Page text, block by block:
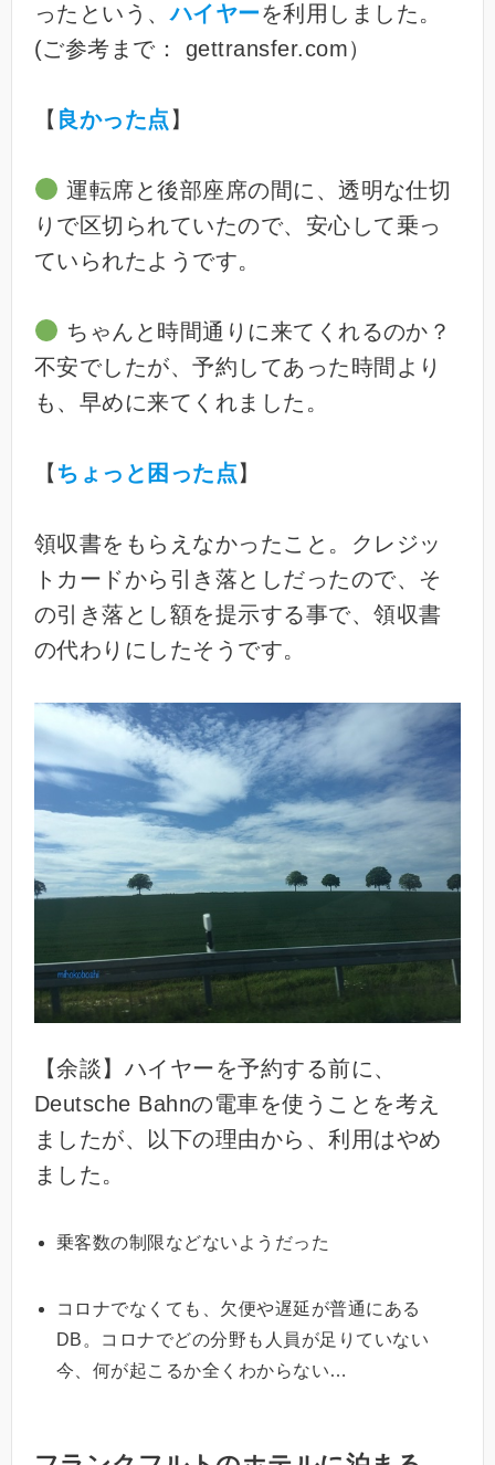
ったという、ハイヤーを利用しました。
(ご参考まで： gettransfer.com）
【 良かった点 】
運転席と後部座席の間に、透明な仕切
りで区切られていたので、安心して乗っ
ていられたようです。
ちゃんと時間通りに来てくれるのか？
不安でしたが、予約してあった時間より
も、早めに来てくれました。
【 ちょっと困った点】
領収書をもらえなかったこと。クレジッ
トカードから引き落としだったので、そ
の引き落とし額を提示する事で、領収書
の代わりにしたそうです。
【余談】ハイヤーを予約する前に、
Deutsche Bahnの電車を使うことを考え
ましたが、以下の理由から、利用はやめ
ました。
乗客数の制限などないようだった
コロナでなくても、欠便や遅延が普通にある
DB。コロナでどの分野も人員が足りていない
今、何が起こるか全くわからない…